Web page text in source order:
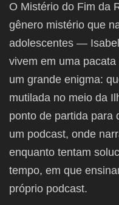
O Mistério do Fim da
gênero mistério que
adolescentes —
vivem em uma
um grande enigma:
mutilada no meio da
ponto de partida para
um podcast, onde
enquanto tentam
tempo, em que
próprio podcast.